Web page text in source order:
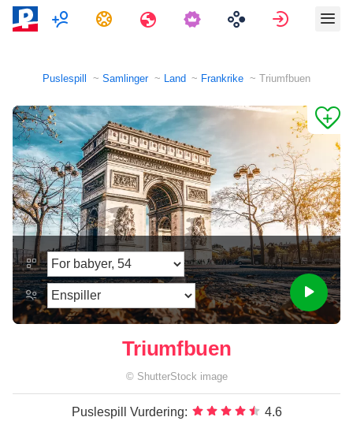
FlerspillerOppgaverReiser Logg på
Puslespill Samlinger Land Frankrike Triumfbuen
Triumfbuen
© ShutterStock image
Puslespill Vurdering: 4.6